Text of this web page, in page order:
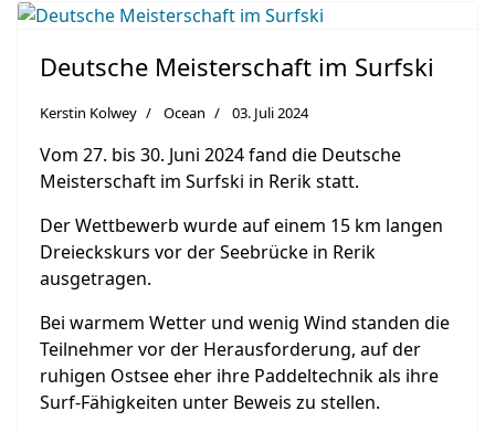
Deutsche Meisterschaft im Surfski
Kerstin Kolwey Ocean 03. Juli 2024
Vom 27. bis 30. Juni 2024 fand die Deutsche
Meisterschaft im Surfski in Rerik statt.
Der Wettbewerb wurde auf einem 15 km langen
Dreieckskurs vor der Seebrücke in Rerik
ausgetragen.
Bei warmem Wetter und wenig Wind standen die
Teilnehmer vor der Herausforderung, auf der
ruhigen Ostsee eher ihre Paddeltechnik als ihre
Surf-Fähigkeiten unter Beweis zu stellen.